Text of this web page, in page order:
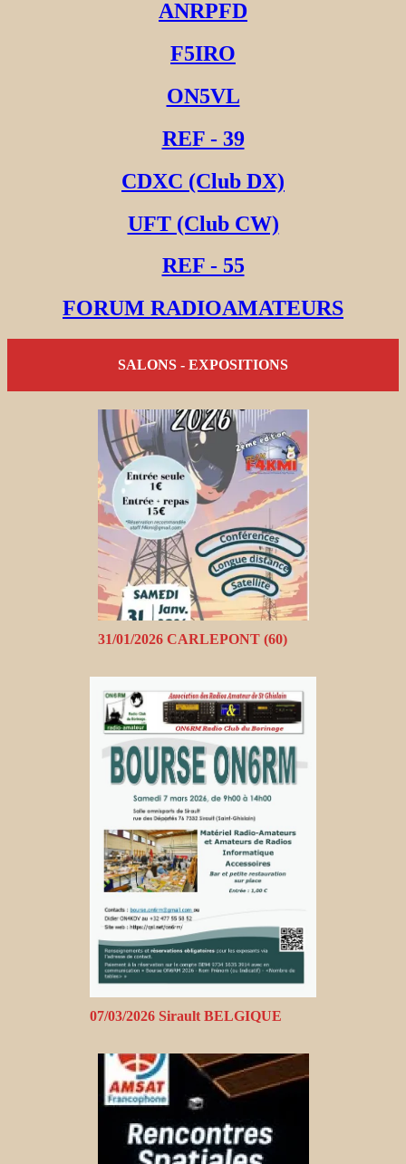
ANRPFD
F5IRO
ON5VL
REF - 39
CDXC (Club DX)
UFT (Club CW)
REF - 55
FORUM RADIOAMATEURS
SALONS - EXPOSITIONS
31/01/2026 CARLEPONT (60)
07/03/2026 Sirault BELGIQUE